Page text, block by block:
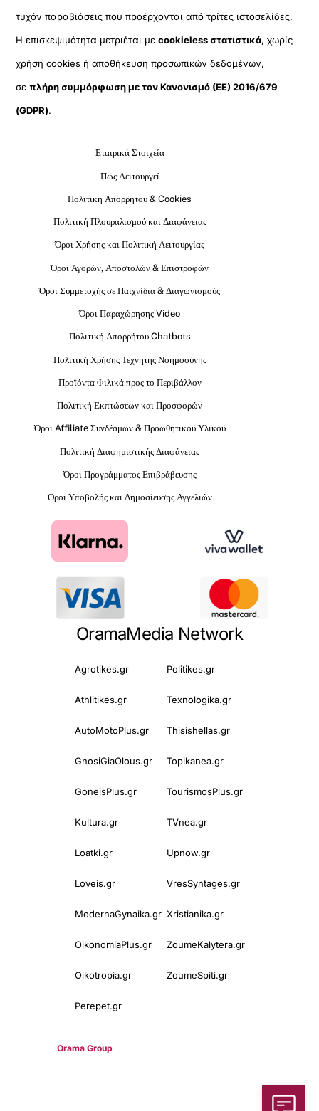
τυχόν παραβιάσεις που προέρχονται από τρίτες ιστοσελίδες.
Η επισκεψιμότητα μετριέται μεcookieless στατιστικά, χωρίς
χρήση cookies ή αποθήκευση προσωπικών δεδομένων,
σεπλήρη συμμόρφωση με τον Κανονισμό (ΕΕ) 2016/679
(GDPR).
Εταιρικά Στοιχεία
Πώς Λειτουργεί
Πολιτική Απορρήτου & Cookies
Πολιτική Πλουραλισμού και Διαφάνειας
Όροι Χρήσης και Πολιτική Λειτουργίας
Όροι Αγορών, Αποστολών & Επιστροφών
Όροι Συμμετοχής σε Παιχνίδια & Διαγωνισμούς
Όροι Παραχώρησης Video
Πολιτική Απορρήτου Chatbots
Πολιτική Χρήσης Τεχνητής Νοημοσύνης
Προϊόντα Φιλικά προς το Περιβάλλον
Πολιτική Εκπτώσεων και Προσφορών
Όροι Affiliate Συνδέσμων & Προωθητικού Υλικού
Πολιτική Διαφημιστικής Διαφάνειας
Όροι Προγράμματος Επιβράβευσης
Όροι Υποβολής και Δημοσίευσης Αγγελιών
OramaMedia Network
Agrotikes.gr Politikes.gr
Athlitikes.gr Texnologika.gr
AutoMotoPlus.gr Thisishellas.gr
GnosiGiaOlous.gr Topikanea.gr
GoneisPlus.gr TourismosPlus.gr
Kultura.gr TVnea.gr
Loatki.gr Upnow.gr
Loveis.gr VresSyntages.gr
ModernaGynaika.gr Xristianika.gr
OikonomiaPlus.gr ZoumeKalytera.gr
Oikotropia.gr ZoumeSpiti.gr
Perepet.gr
Orama Group